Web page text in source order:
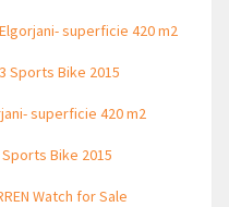
superficie 420 m2
Sports Bike 2015
superficie 420 m2
Sports Bike 2015
Watch for Sale